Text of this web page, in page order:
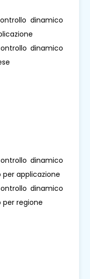
dinamico
dinamico
dinamico
applicazione
dinamico
per regione